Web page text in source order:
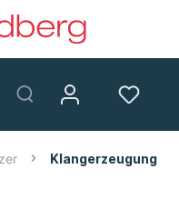
Klangerzeugung